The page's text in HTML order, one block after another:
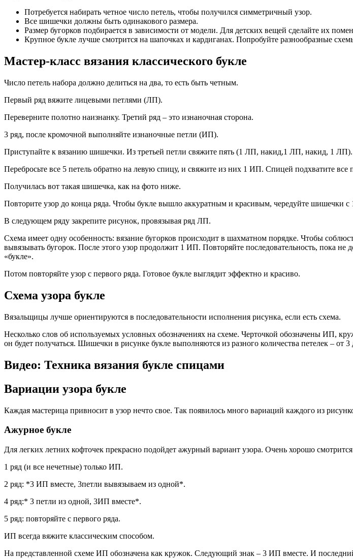
Потребуется набирать четное число петель, чтобы получился симметричный узор.
Все шишечки должны быть одинакового размера.
Размер бугорков подбирается в зависимости от модели. Для детских вещей сделайте их
Крупное букле лучше смотрится на шапочках и кардиганах. Попробуйте разнообразные
Мастер-класс вязания классического букле
Число петель набора должно делиться на два, то есть быть четным.
Первый ряд вяжите лицевыми петлями (ЛП).
Переверните полотно наизнанку. Третий ряд – это изнаночная сторона.
3 ряд, после кромочной выполняйте изнаночные петли (ИП).
Приступайте к вязанию шишечки. Из третьей петли свяжите пять (1 ЛП, накид,1 ЛП, накид, 1 ЛП).
Перебросьте все 5 петель обратно на левую спицу, и свяжите из них 1 ИП. Спицей подхватите все
Получилась вот такая шишечка, как на фото ниже.
Повторите узор до конца ряда. Чтобы букле вышло аккуратным и красивым, чередуйте шишечки
В следующем ряду закрепите рисунок, провязывая ряд ЛП.
Схема имеет одну особенность: вязание бугорков происходит в шахматном порядке. Чтобы
вывязывать бугорок. После этого узор продолжит 1 ИП. Повторяйте последовательность, пока
«букле».
Потом повторяйте узор с первого ряда. Готовое букле выглядит эффектно и красиво.
Схема узора букле
Вязальщицы лучше ориентируются в последовательности исполнения рисунка, если есть схема.
Несколько слов об используемых условных обозначениях на схеме. Черточкой обозначены ИП,
он будет получаться. Шишечки в рисунке букле выполняются из разного количества петелек – от 3
Видео: Техника вязания букле спицами
Вариации узора букле
Каждая мастерица привносит в узор нечто свое. Так появилось много вариаций каждого из
Ажурное букле
Для легких летних кофточек прекрасно подойдет ажурный вариант узора. Очень хорошо
1 ряд (и все нечетные) только ИП.
2 ряд: *3 ИП вместе, 3петли вывязываем из одной*.
4 ряд:* 3 петли из одной, 3ИП вместе*.
5 ряд: повторяйте с первого ряда.
ИП всегда вяжите классическим способом.
На представленной схеме ИП обозначена как кружок. Следующий знак – 3 ИП вместе. И